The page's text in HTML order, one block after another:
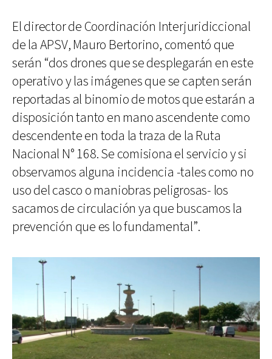
El director de Coordinación Interjuridiccional
de la APSV, Mauro Bertorino, comentó que
serán “dos drones que se desplegarán en este
operativo y las imágenes que se capten serán
reportadas al binomio de motos que estarán a
disposición tanto en mano ascendente como
descendente en toda la traza de la Ruta
Nacional N° 168. Se comisiona el servicio y si
observamos alguna incidencia -tales como no
uso del casco o maniobras peligrosas- los
sacamos de circulación ya que buscamos la
prevención que es lo fundamental”.